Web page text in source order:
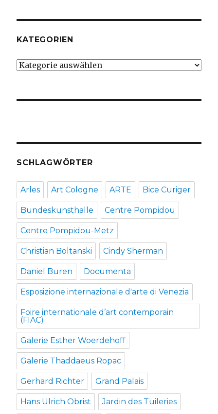
KATEGORIEN
Kategorien
SCHLAGWÖRTER
Arles Art Cologne ARTE Bice Curiger
Bundeskunsthalle Centre Pompidou
Centre Pompidou-Metz
Christian Boltanski Cindy Sherman
Daniel Buren Documenta
Esposizione internazionale d'arte di Venezia
Foire internationale d’art contemporain
(FIAC)
Galerie Esther Woerdehoff
Galerie Thaddaeus Ropac
Gerhard Richter Grand Palais
Hans Ulrich Obrist Jardin des Tuileries